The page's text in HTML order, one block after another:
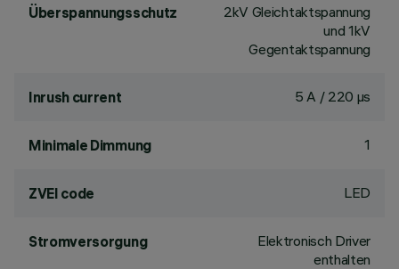
Überspannungsschutz
2kV Gleichtaktspannung
und 1kV
Gegentaktspannung
Inrush current 5 A / 220 µs
Minimale Dimmung 1
ZVEI code LED
Stromversorgung
Elektronisch Driver
enthalten